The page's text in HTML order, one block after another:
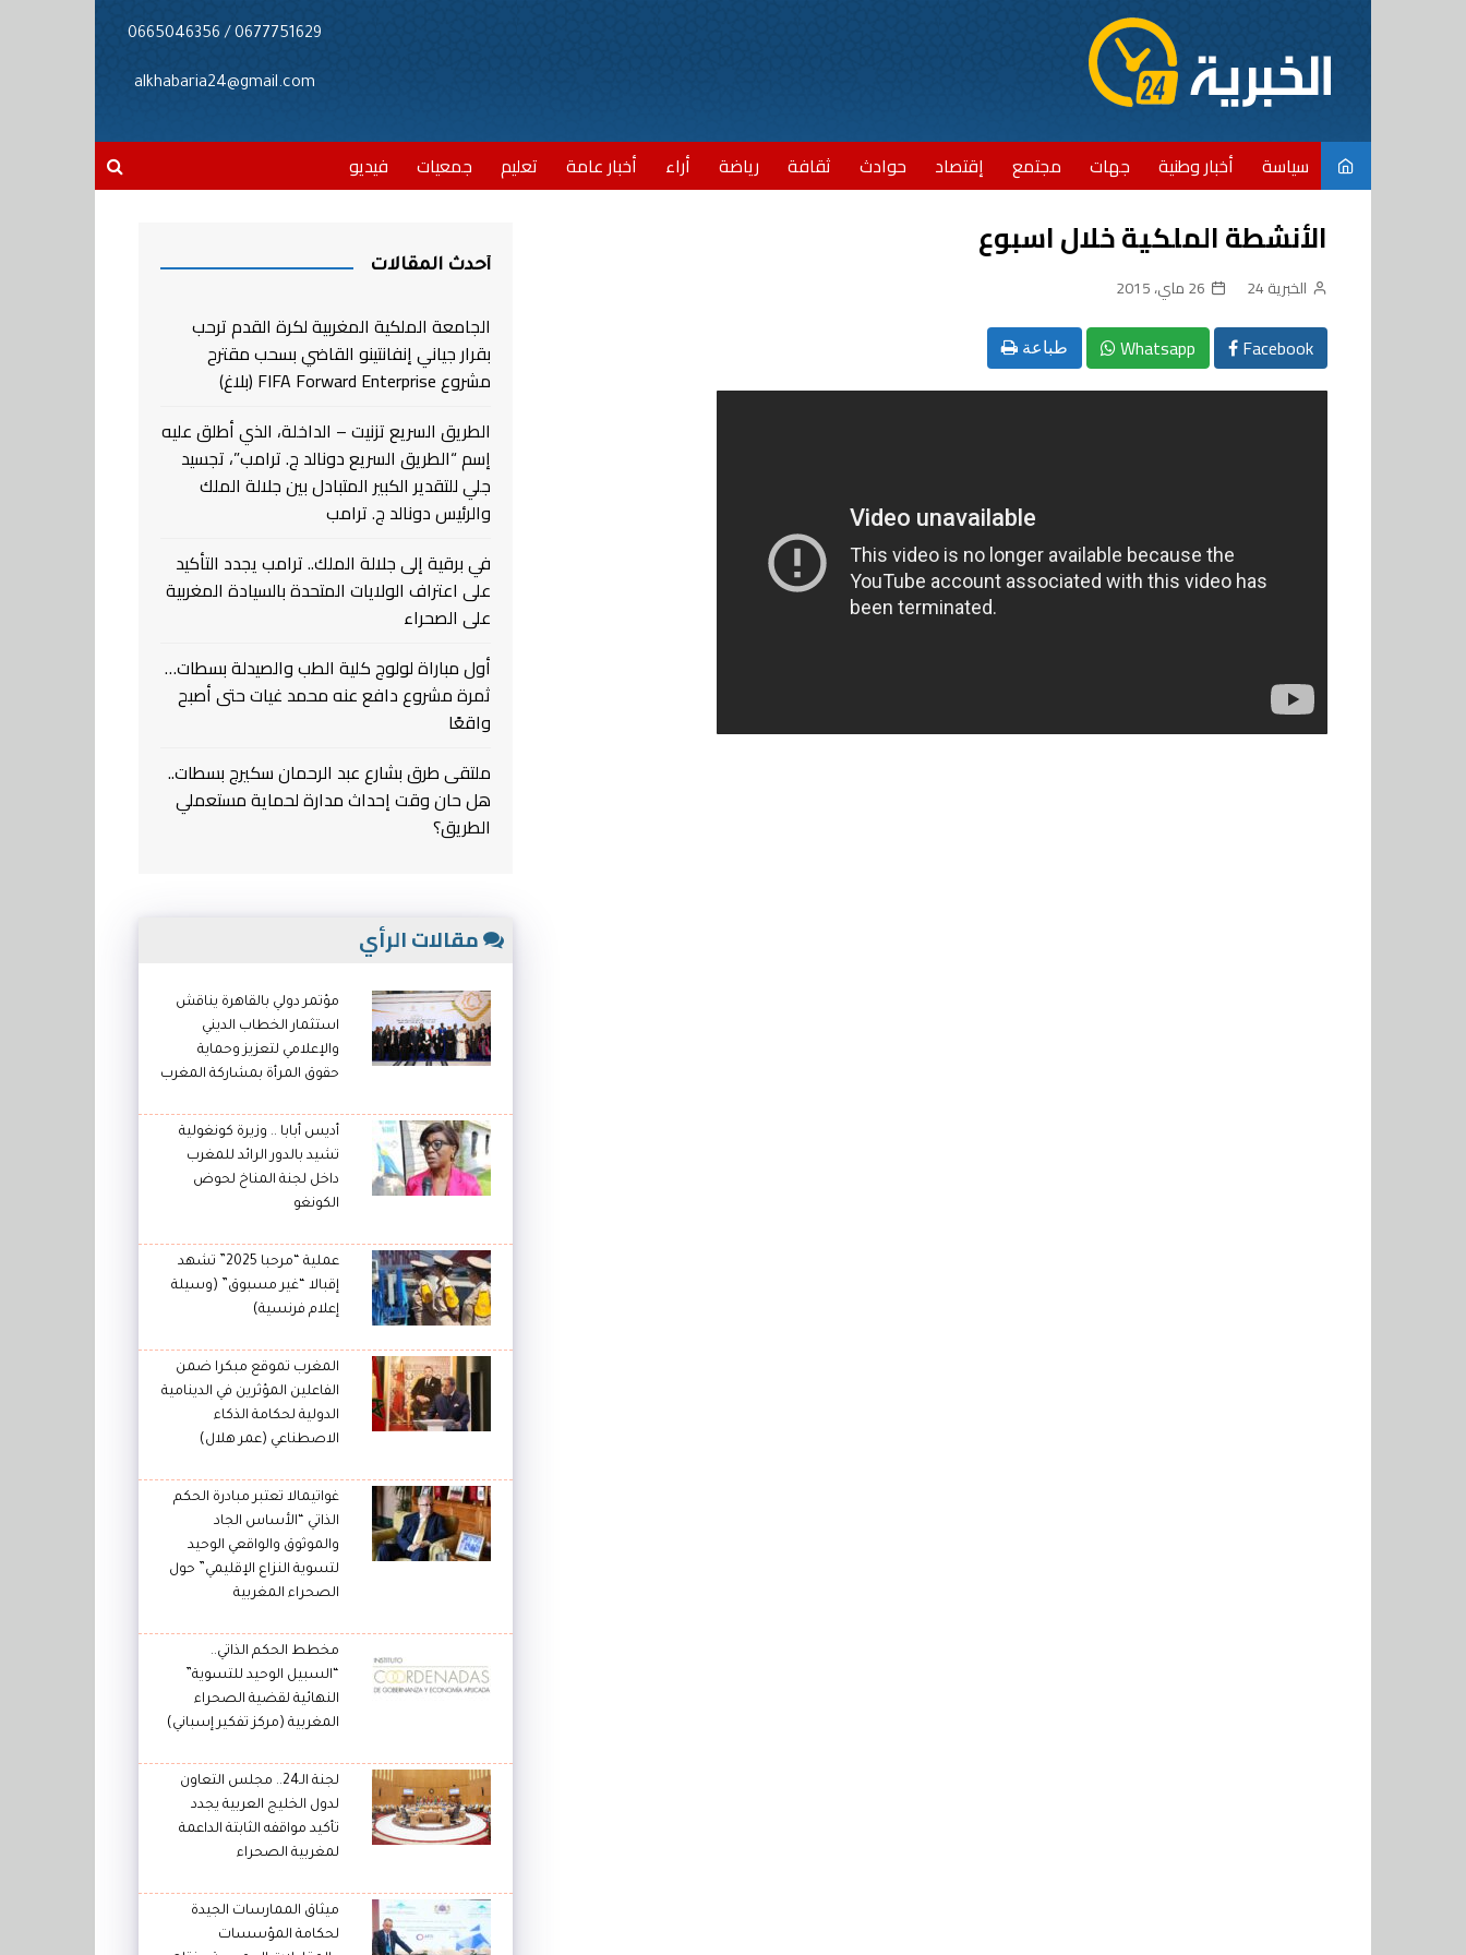
0677751629 / 0665046356
alkhabaria24@gmail.com
سياسة أخبار وطنية جهات مجتمع إقتصاد حوادث ثقافة رياضة أراء أخبار عامة تعليم جمعيات فيديو
الأنشطة الملكية خلال اسبوع
الخبرية 24 26 ماي، 2015
Facebook
Whatsapp طباعة
أحدث المقالات
الجامعة الملكية المغربية لكرة القدم ترحب
بقرار جياني إنفانتينو القاضي بسحب مقترح
مشروع FIFA Forward Enterprise (بلاغ)
الطريق السريع تزنيت – الداخلة، الذي أطلق عليه
إسم “الطريق السريع دونالد ج. ترامب”، تجسيد
جلي للتقدير الكبير المتبادل بين جلالة الملك
والرئيس دونالد ج. ترامب
في برقية إلى جلالة الملك.. ترامب يجدد التأكيد
على اعتراف الولايات المتحدة بالسيادة المغربية
على الصحراء
أول مباراة لولوج كلية الطب والصيدلة بسطات…
ثمرة مشروع دافع عنه محمد غيات حتى أصبح
واقعًا
ملتقى طرق بشارع عبد الرحمان سكيرج بسطات..
هل حان وقت إحداث مدارة لحماية مستعملي
الطريق؟
مقالات الرأي
مؤتمر دولي بالقاهرة يناقش
استثمار الخطاب الديني
والإعلامي لتعزيز وحماية
حقوق المرأة بمشاركة المغرب
أديس أبابا .. وزيرة كونغولية
تشيد بالدور الرائد للمغرب
داخل لجنة المناخ لحوض
الكونغو
عملية “مرحبا 2025” تشهد
إقبالا “غير مسبوق” (وسيلة
إعلام فرنسية)
المغرب تموقع مبكرا ضمن
الفاعلين المؤثرين في الدينامية
الدولية لحكامة الذكاء
الاصطناعي (عمر هلال)
غواتيمالا تعتبر مبادرة الحكم
الذاتي “الأساس الجاد
والموثوق والواقعي الوحيد
لتسوية النزاع الإقليمي” حول
الصحراء المغربية
مخطط الحكم الذاتي..
“السبيل الوحيد للتسوية”
النهائية لقضية الصحراء
المغربية (مركز تفكير إسباني)
لجنة الـ24.. مجلس التعاون
لدول الخليج العربية يجدد
تأكيد مواقفه الثابتة الداعمة
لمغربية الصحراء
ميثاق الممارسات الجيدة
لحكامة المؤسسات